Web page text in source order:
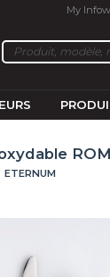
My
ETERNUM